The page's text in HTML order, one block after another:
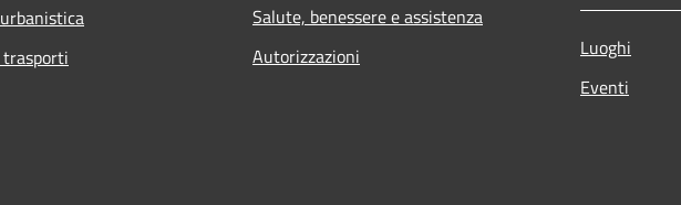
Salute, benessere e assistenza
Autorizzazioni
Luoghi
Eventi